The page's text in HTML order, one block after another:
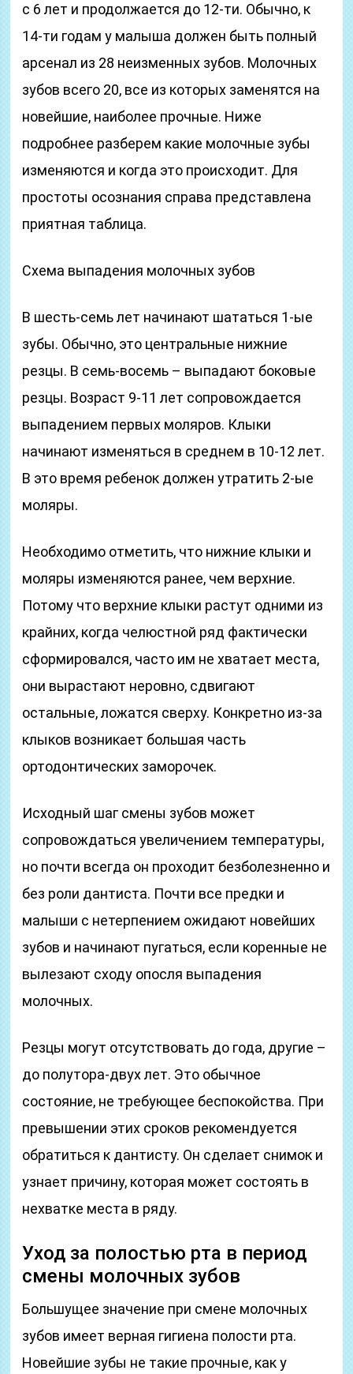
с 6 лет и продолжается до 12-ти. Обычно, к
14-ти годам у малыша должен быть полный
арсенал из 28 неизменных зубов. Молочных
зубов всего 20, все из которых заменятся на
новейшие, наиболее прочные. Ниже
подробнее разберем какие молочные зубы
изменяются и когда это происходит. Для
простоты осознания справа представлена
приятная таблица.
Схема выпадения молочных зубов
В шесть-семь лет начинают шататься 1-ые
зубы. Обычно, это центральные нижние
резцы. В семь-восемь – выпадают боковые
резцы. Возраст 9-11 лет сопровождается
выпадением первых моляров. Клыки
начинают изменяться в среднем в 10-12 лет.
В это время ребенок должен утратить 2-ые
моляры.
Необходимо отметить, что нижние клыки и
моляры изменяются ранее, чем верхние.
Потому что верхние клыки растут одними из
крайних, когда челюстной ряд фактически
сформировался, часто им не хватает места,
они вырастают неровно, сдвигают
остальные, ложатся сверху. Конкретно из-за
клыков возникает большая часть
ортодонтических заморочек.
Исходный шаг смены зубов может
сопровождаться увеличением температуры,
но почти всегда он проходит безболезненно и
без роли дантиста. Почти все предки и
малыши с нетерпением ожидают новейших
зубов и начинают пугаться, если коренные не
вылезают сходу опосля выпадения
молочных.
Резцы могут отсутствовать до года, другие –
до полутора-двух лет. Это обычное
состояние, не требующее беспокойства. При
превышении этих сроков рекомендуется
обратиться к дантисту. Он сделает снимок и
узнает причину, которая может состоять в
нехватке места в ряду.
Уход за полостью рта в период
смены молочных зубов
Большущее значение при смене молочных
зубов имеет верная гигиена полости рта.
Новейшие зубы не такие прочные, как у